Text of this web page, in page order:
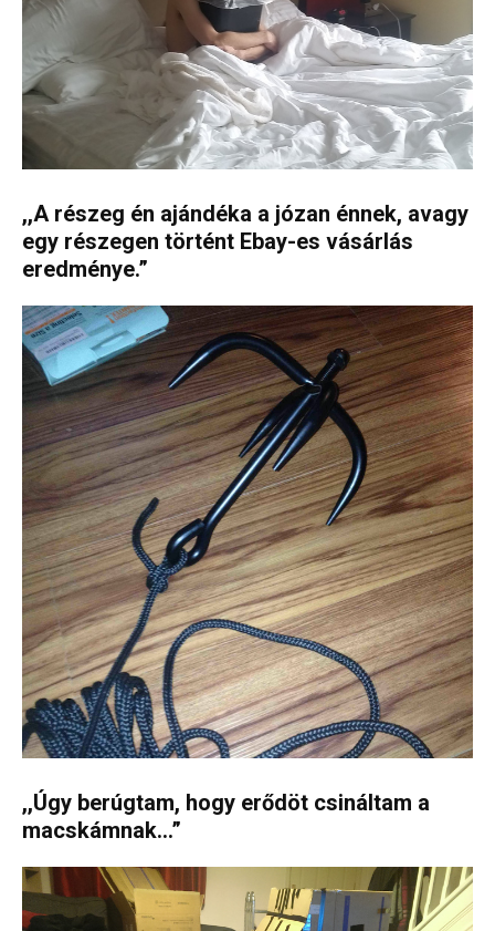
,,A részeg én ajándéka a józan énnek, avagy
egy részegen történt Ebay-es vásárlás
eredménye.”
,,Úgy berúgtam, hogy erődöt csináltam a
macskámnak…”